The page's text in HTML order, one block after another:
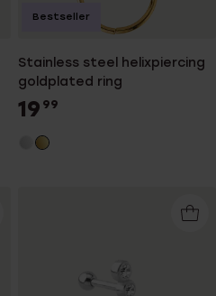
Stainless steel helixpiercing
goldplated ring
19 99
Bestseller